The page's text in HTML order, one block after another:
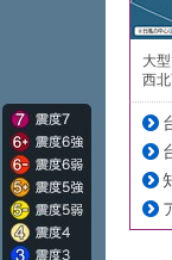
大
西